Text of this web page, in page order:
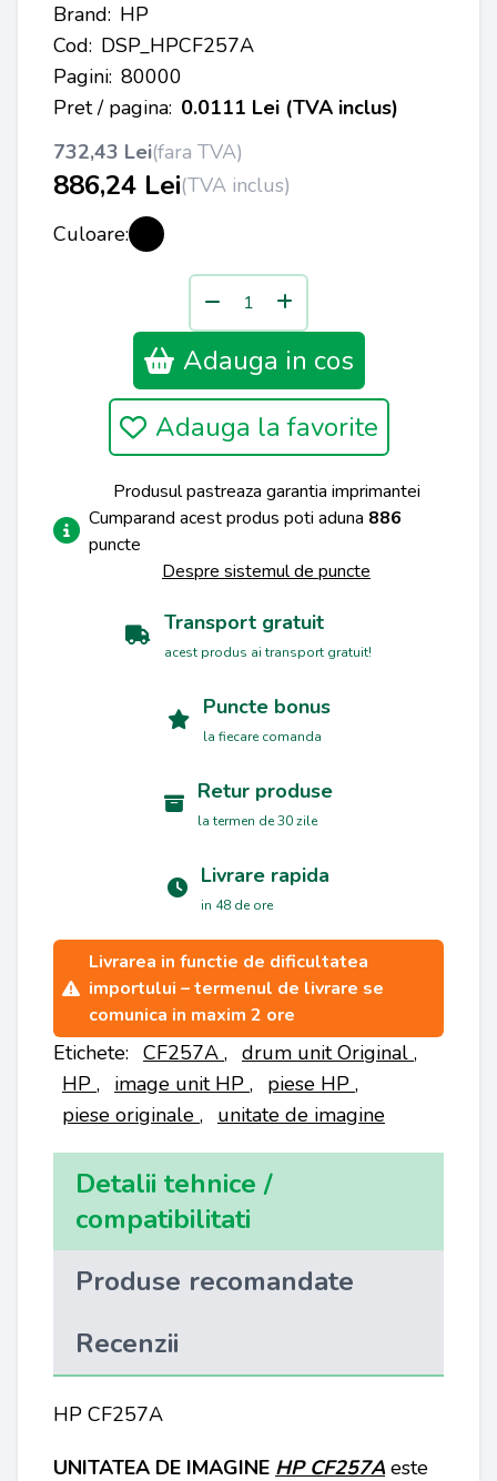
Brand: HP
Cod: DSP_HPCF257A
Pagini: 80000
Pret / pagina: 0.0111 Lei (TVA inclus)
732,43 Lei(fara TVA)
886,24 Lei(TVA inclus)
Culoare:
Adauga in cos
Adauga la favorite
Produsul pastreaza garantia imprimantei
Cumparand acest produs poti aduna 886
puncte
Despre sistemul de puncte
Transport gratuit
acest produs ai transport gratuit!
Puncte bonus
la fiecare comanda
Retur produse
la termen de 30 zile
Livrare rapida
in 48 de ore
Livrarea in functie de dificultatea
importului – termenul de livrare se
comunica in maxim 2 ore
Etichete: CF257A , drum unit Original ,
HP , image unit HP , piese HP ,
piese originale , unitate de imagine
Detalii tehnice /
compatibilitati
Produse recomandate
Recenzii
HP CF257A
UNITATEA DE IMAGINE HP CF257A este